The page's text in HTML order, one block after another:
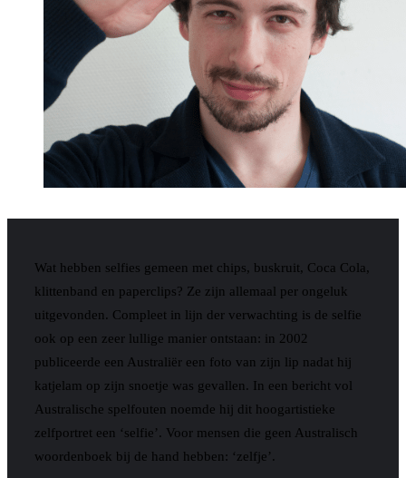
Wat hebben selfies gemeen met chips, buskruit, Coca Cola,
klittenband en paperclips? Ze zijn allemaal per ongeluk
uitgevonden. Compleet in lijn der verwachting is de selfie
ook op een zeer lullige manier ontstaan: in 2002
publiceerde een Australiër een foto van zijn lip nadat hij
katjelam op zijn snoetje was gevallen. In een bericht vol
Australische spelfouten noemde hij dit hoogartistieke
zelfportret een ‘selfie’. Voor mensen die geen Australisch
woordenboek bij de hand hebben: ‘zelfje’.